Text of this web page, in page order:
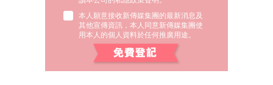
本人願意接收新傳媒集團的最新消息及
其他宣傳資訊，本人同意新傳媒集團使
用本人的個人資料於任何推廣用途。